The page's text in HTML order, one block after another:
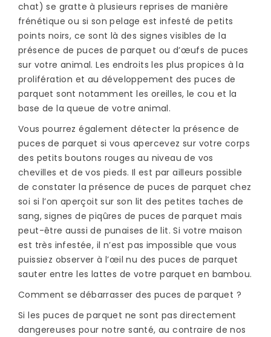
chat) se gratte à plusieurs reprises de manière
frénétique ou si son pelage est infesté de petits
points noirs, ce sont là des signes visibles de la
présence de puces de parquet ou d’œufs de puces
sur votre animal. Les endroits les plus propices à la
prolifération et au développement des puces de
parquet sont notamment les oreilles, le cou et la
base de la queue de votre animal.
Vous pourrez également détecter la présence de
puces de parquet si vous apercevez sur votre corps
des petits boutons rouges au niveau de vos
chevilles et de vos pieds. Il est par ailleurs possible
de constater la présence de puces de parquet chez
soi si l’on aperçoit sur son lit des petites taches de
sang, signes de piqûres de puces de parquet mais
peut-être aussi de punaises de lit. Si votre maison
est très infestée, il n’est pas impossible que vous
puissiez observer à l’œil nu des puces de parquet
sauter entre les lattes de votre parquet en bambou.
Comment se débarrasser des puces de parquet ?
Si les puces de parquet ne sont pas directement
dangereuses pour notre santé, au contraire de nos